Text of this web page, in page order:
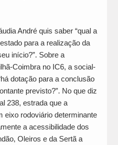
André quis saber “qual a
para a realização da
início?”. Sobre a
Coimbra no IC6, a social-
dotação para a conclusão
previsto?”. No que diz
238, estrada que a
eixo rodoviário determinante
a acessibilidade dos
Oleiros e da Sertã a